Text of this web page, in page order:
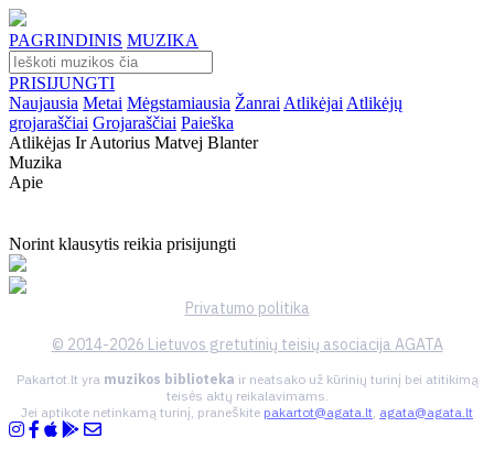
PAGRINDINIS MUZIKA
PRISIJUNGTI
Naujausia Metai Mėgstamiausia Žanrai Atlikėjai Atlikėjų
grojaraščiai Grojaraščiai Paieška
Atlikėjas Ir Autorius Matvej Blanter
Muzika
Apie
Norint klausytis reikia prisijungti
Privatumo politika
© 2014-2026 Lietuvos gretutinių teisių asociacija AGATA
Pakartot.lt yra muzikos biblioteka ir neatsako už kūrinių turinį bei atitikimą
teisės aktų reikalavimams.
Jei aptikote netinkamą turinį, praneškite pakartot@agata.lt, agata@agata.lt